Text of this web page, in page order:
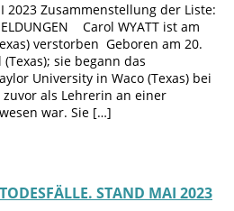
2023 Zusammenstellung der Liste:
Carol WYATT ist am
verstorben Geboren am 20.
sie begann das
University in Waco (Texas) bei
zuvor als Lehrerin an einer
war. Sie […]
STAND MAI 2023